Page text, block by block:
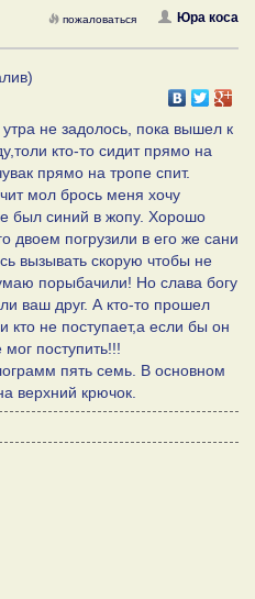
Юра коса
пожаловаться
не задолось, пока вышел к
кто-то сидит прямо на
прямо на тропе спит.
мол брось меня хочу
был синий в жопу. Хорошо
двоем погрузили в его же сани
вызывать скорую чтобы не
порыбачили! Но слава богу
ваш друг. А кто-то прошел
не поступает,а если бы он
поступить!!!
пять семь. В основном
верхний крючок.